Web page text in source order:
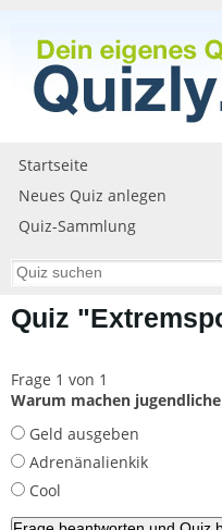
Startseite
Neues Quiz anlegen
Quiz-Sammlung
Quiz
Frage 1 von 1
Warum machen
Geld ausgeben
Adrenänalienkik
Cool